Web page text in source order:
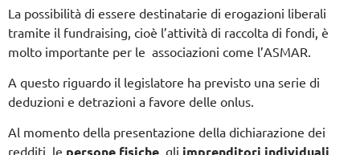
La possibilità di essere destinatarie di erogazioni liberali
tramite il fundraising, cioè l’attività di raccolta di fondi, è
molto importante per le associazioni come l’ASMAR.
A questo riguardo il legislatore ha previsto una serie di
deduzioni e detrazioni a favore delle onlus.
Al momento della presentazione della dichiarazione dei
redditi, le
, gli
,